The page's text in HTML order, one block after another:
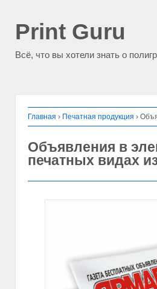
Print Guru
Всё, что вы хотели знать о
Главная › Печатная продукция ›
Объявления в
печатных видах